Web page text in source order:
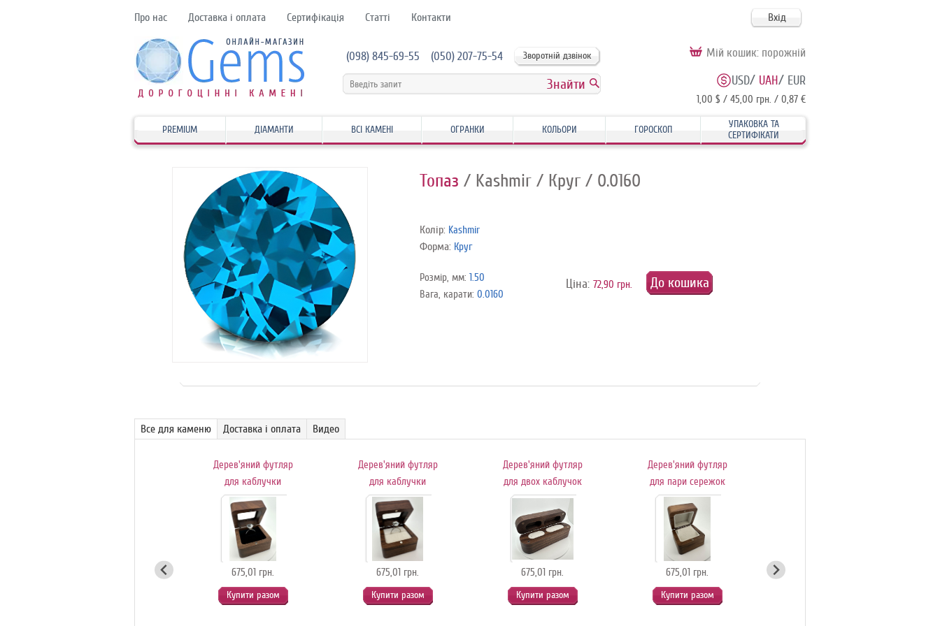
Про нас Доставка і оплата Сертифікація Статті Контакти Вхід
(098) 845-69-55 (050) 207-75-54 Зворотній дзвінок Мій кошик: порожній
USD/ UAH/ EUR
1,00 $ / 45,00 грн. / 0,87 €
PREMIUM ДІАМАНТИ ВСІ КАМЕНІ ОГРАНКИ КОЛЬОРИ ГОРОСКОП
УПАКОВКА ТА
СЕРТИФІКАТИ
Топаз / Kashmir / Круг / 0.0160
Колір: Kashmir
Форма: Круг
Розмір, мм:1.50
Вага, карати:0.0160
До кошика
Ціна:72,90 грн.
Все для каменю Доставка і оплата Видео
Дерев'яний футляр
для каблучки
675,01 грн.
Купити разом
Дерев'яний футляр
для каблучки
675,01 грн.
Купити разом
Дерев'яний футляр
для двох каблучок
675,01 грн.
Купити разом
Дерев'яний футляр
для пари сережок
675,01 грн.
Купити разом